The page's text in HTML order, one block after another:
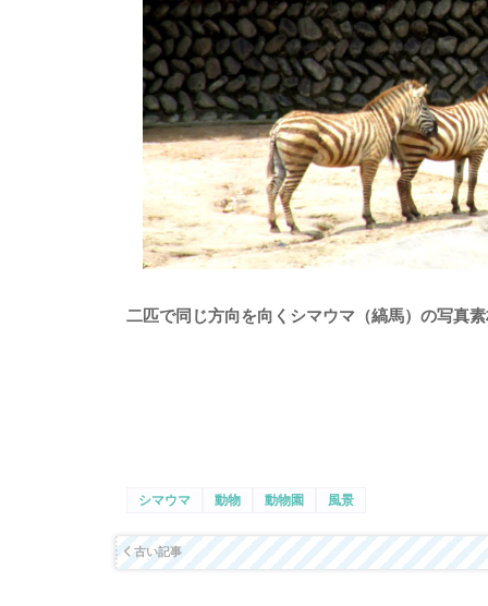
二匹で同じ方向を向くシマウマ（縞馬）の写真
シマウマ 動物 動物園 風景
古い記事